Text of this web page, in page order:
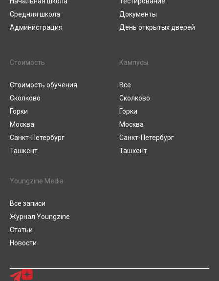
Средняя школа
Администрация
Документы
День открытых дверей
Стоимость
Стоимость обучения
Сколково
Горки
Москва
Санкт-Петербург
Ташкент
Кампусы
Все
Сколково
Горки
Москва
Санкт-Петербург
Ташкент
Youngzine Media
Все записи
Журнал Youngzine
Статьи
Новости